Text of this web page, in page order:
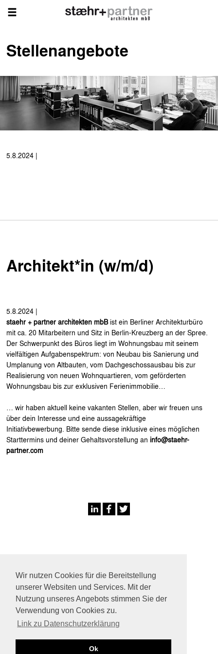
Wir nutzen Cookies für die Bereitstellung
unserer Websiten und Services. Mit der
Nutzung unseres Angebots stimmen Sie der
Verwendung von Cookies zu.
Link zu Datenschutzerklärung
Ok
Stellenangebote
5.8.2024 |
Architekt*in (w/m/d)
5.8.2024 |
staehr + partner architekten mbBist ein Berliner Architekturbüro
mit ca. 20 Mitarbeitern und Sitz in Berlin-Kreuzberg an der Spree.
Der Schwerpunkt des Büros liegt im Wohnungsbau mit seinem
vielfältigen Aufgabenspektrum: von Neubau bis Sanierung und
Umplanung von Altbauten, vom Dachgeschossausbau bis zur
Realisierung von neuen Wohnquartieren, vom geförderten
Wohnungsbau bis zur exklusiven Ferienimmobilie…
… wir haben aktuell keine vakanten Stellen, aber wir freuen uns
über dein Interesse und eine aussagekräftige
Initiativbewerbung. Bitte sende diese inklusive eines möglichen
Starttermins und deiner Gehaltsvorstellung aninfo@staehr-
partner.com
staehr+partner architekten mbB
Schlesische Straße 29/30
10997 Berlin
T +49 (0) 30 34 79 37 0